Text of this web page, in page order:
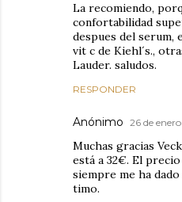
La recomiendo,
confortabilidad
despues del serum,
vit c de Kiehl´s.,
Lauder. saludos.
RESPONDER
Anónimo 26 de
Muchas gracias
está a 32€. El
siempre me ha
timo.